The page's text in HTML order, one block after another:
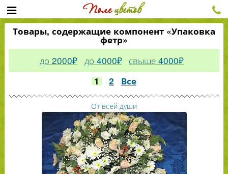
Товары, содержащие компонент «Упаковка
фетр»
до 2000₽ до 4000₽ свыше 4000₽
1 2 Все
От всей души